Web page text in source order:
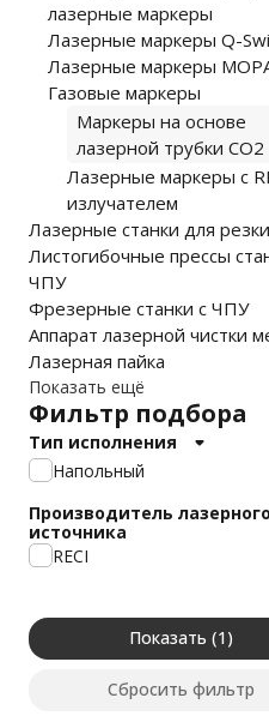
лазерные маркеры
Лазерные маркеры Q-
Лазерные маркеры
Газовые маркеры
Маркеры на основе
лазерной трубки CO2
Лазерные маркеры с
излучателем
Лазерные станки для
Листогибочные прессы
ЧПУ
Фрезерные станки с ЧПУ
Аппарат лазерной чистки
Лазерная пайка
Показать ещё
Фильтр подбора
Тип исполнения
Напольный
Производитель лазерного
источника
RECI
Показать
Сбросить фильтр